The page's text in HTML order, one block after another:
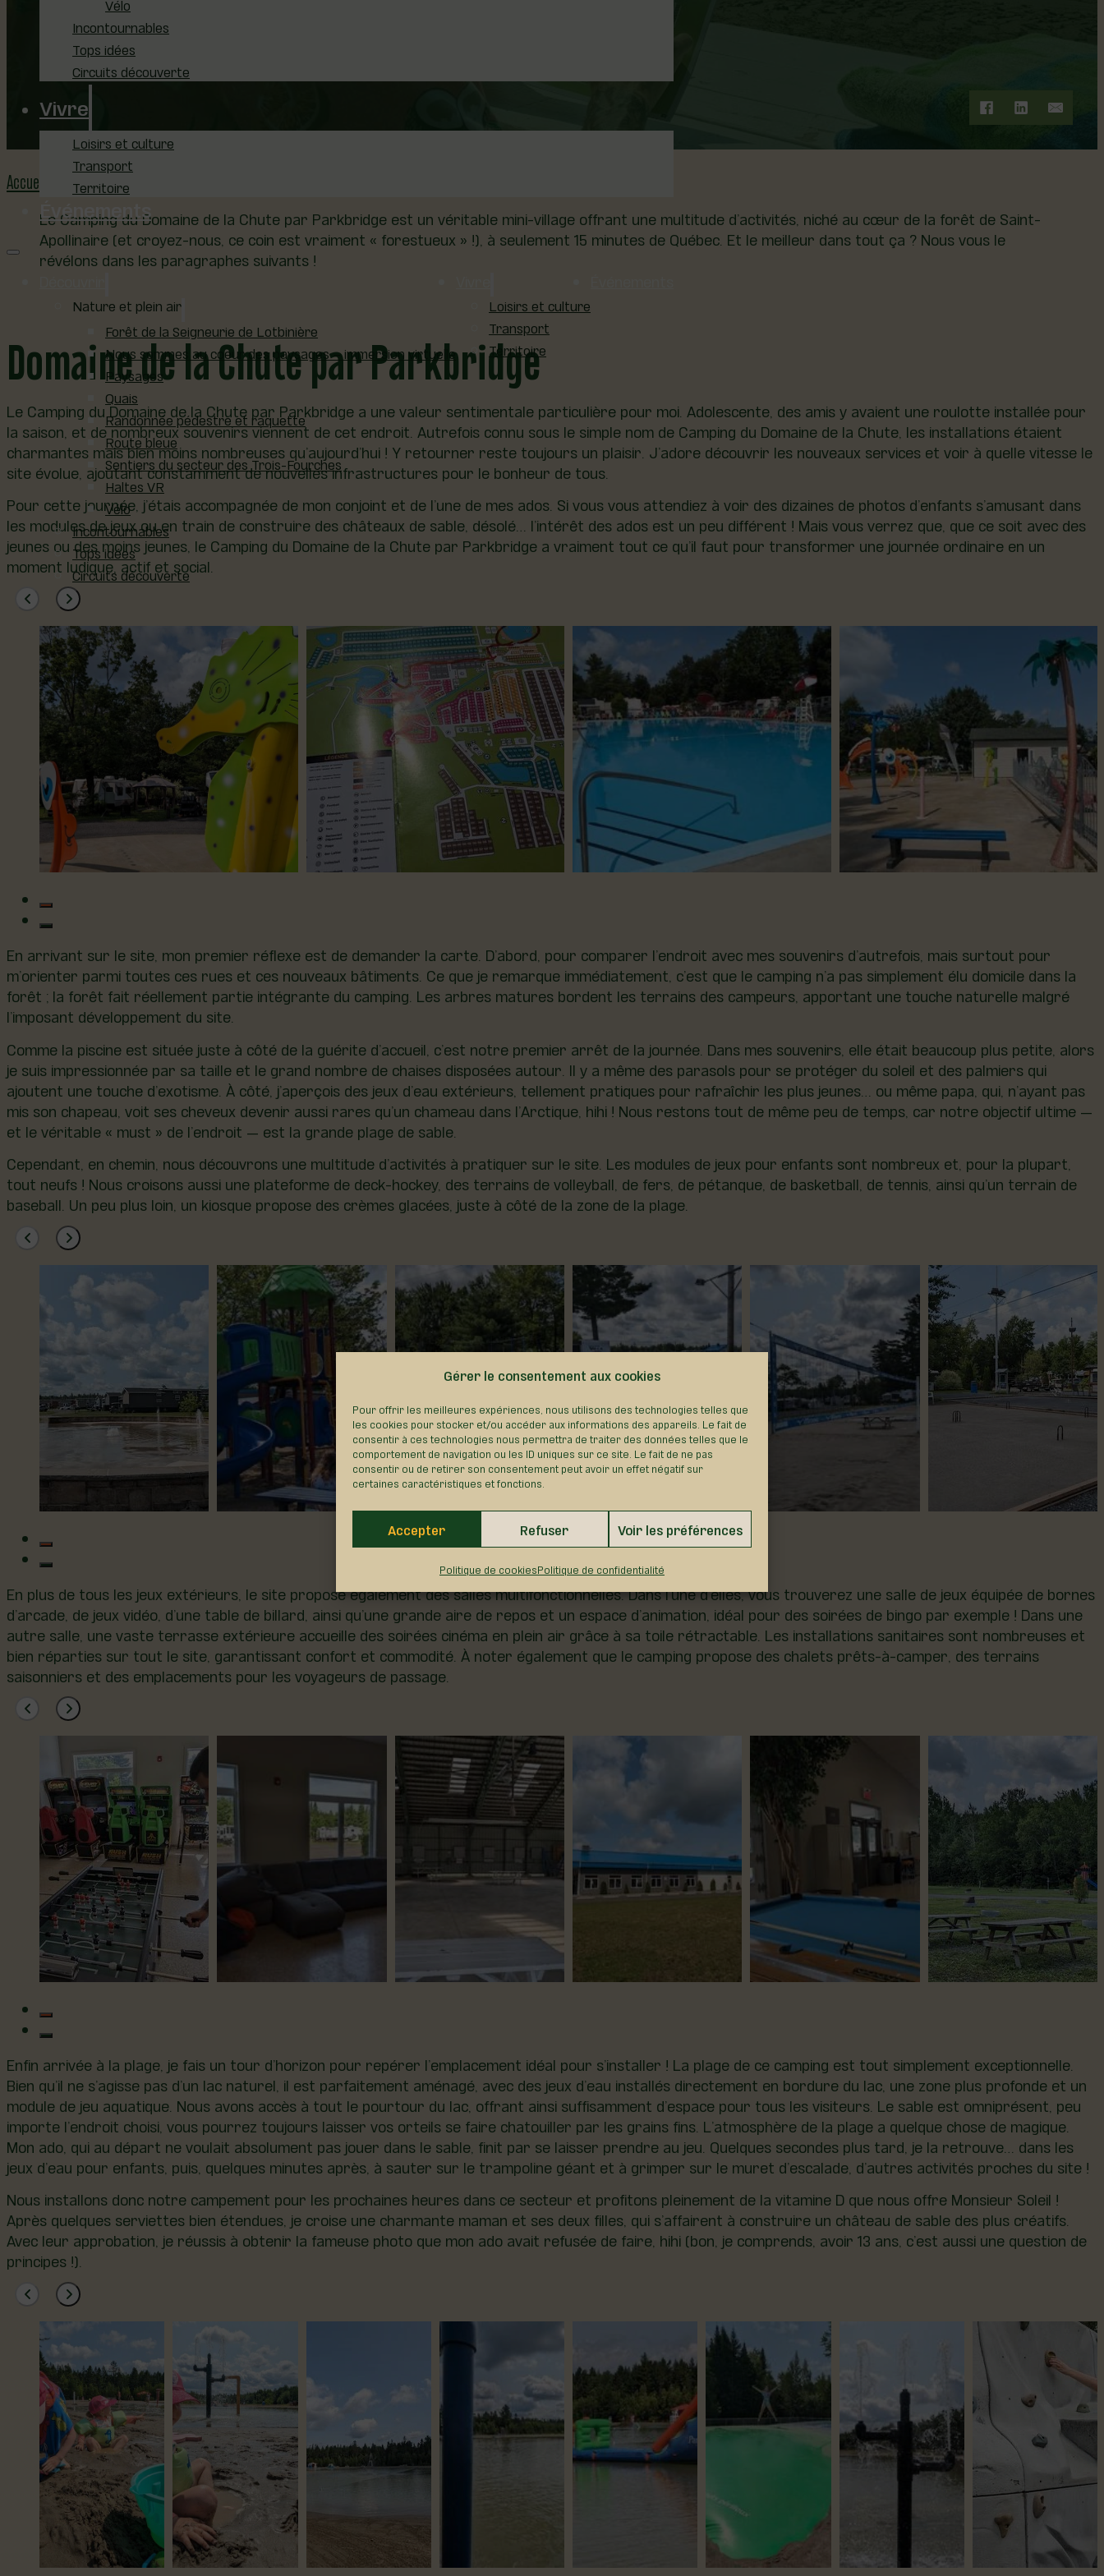
Gérer le consentement aux cookies
Pour offrir les meilleures expériences, nous utilisons des technologies telles que
les cookies pour stocker et/ou accéder aux informations des appareils. Le fait de
consentir à ces technologies nous permettra de traiter des données telles que le
comportement de navigation ou les ID uniques sur ce site. Le fait de ne pas
consentir ou de retirer son consentement peut avoir un effet négatif sur
certaines caractéristiques et fonctions.
Accepter Refuser Voir les préférences
Politique de cookiesPolitique de confidentialité
Vélo
Incontournables
Tops idées
Circuits découverte
Vivre
Loisirs et culture
Transport
Territoire
Nature et plein air
Forêt de la Seigneurie de Lotbinière
Nous sommes au coeur des paysages – immersion virtuelle
Paysages
Quais
Randonnée pédestre et raquette
Route bleue
Sentiers du secteur des Trois-Fourches
Haltes VR
Vélo
Incontournables
Tops idées
Circuits découverte
Loisirs et culture
Transport
Territoire
!
14 janvier 2025
Accueil Tourisme de nature et d'aventure
Le Camping du Domaine de la Chute par Parkbridge est un véritable mini-village offrant une multitude d’activités, niché au cœur de la forêt de Saint-
Apollinaire (et croyez-nous, ce coin est vraiment « forestueux » !), à seulement 15 minutes de Québec. Et le meilleur dans tout ça ? Nous vous le
révélons dans les paragraphes suivants !
Domaine de la Chute par Parkbridge
Le Camping du Domaine de la Chute par Parkbridge a une valeur sentimentale particulière pour moi. Adolescente, des amis y avaient une roulotte installée pour
la saison, et de nombreux souvenirs viennent de cet endroit. Autrefois connu sous le simple nom de Camping du Domaine de la Chute, les installations étaient
charmantes mais bien moins nombreuses qu’aujourd’hui ! Y retourner reste toujours un plaisir. J’adore découvrir les nouveaux services et voir à quelle vitesse le
site évolue, ajoutant constamment de nouvelles infrastructures pour le bonheur de tous.
Pour cette journée, j’étais accompagnée de mon conjoint et de l’une de mes ados. Si vous vous attendiez à voir des dizaines de photos d’enfants s’amusant dans
les modules de jeux ou en train de construire des châteaux de sable, désolé… l’intérêt des ados est un peu différent ! Mais vous verrez que, que ce soit avec des
jeunes ou des moins jeunes, le Camping du Domaine de la Chute par Parkbridge a vraiment tout ce qu’il faut pour transformer une journée ordinaire en un
moment ludique, actif et social.
En arrivant sur le site, mon premier réflexe est de demander la carte. D’abord, pour comparer l’endroit avec mes souvenirs d’autrefois, mais surtout pour
m’orienter parmi toutes ces rues et ces nouveaux bâtiments. Ce que je remarque immédiatement, c’est que le camping n’a pas simplement élu domicile dans la
forêt ; la forêt fait réellement partie intégrante du camping. Les arbres matures bordent les terrains des campeurs, apportant une touche naturelle malgré
l’imposant développement du site.
Comme la piscine est située juste à côté de la guérite d’accueil, c’est notre premier arrêt de la journée. Dans mes souvenirs, elle était beaucoup plus petite, alors
je suis impressionnée par sa taille et le grand nombre de chaises disposées autour. Il y a même des parasols pour se protéger du soleil et des palmiers qui
ajoutent une touche d’exotisme. À côté, j’aperçois des jeux d’eau extérieurs, tellement pratiques pour rafraîchir les plus jeunes… ou même papa, qui, n’ayant pas
mis son chapeau, voit ses cheveux devenir aussi rares qu’un chameau dans l’Arctique, hihi ! Nous restons tout de même peu de temps, car notre objectif ultime —
et le véritable « must » de l’endroit — est la grande plage de sable.
Cependant, en chemin, nous découvrons une multitude d’activités à pratiquer sur le site. Les modules de jeux pour enfants sont nombreux et, pour la plupart,
tout neufs ! Nous croisons aussi une plateforme de deck-hockey, des terrains de volleyball, de fers, de pétanque, de basketball, de tennis, ainsi qu’un terrain de
baseball. Un peu plus loin, un kiosque propose des crèmes glacées, juste à côté de la zone de la plage.
En plus de tous les jeux extérieurs, le site propose également des salles multifonctionnelles. Dans l’une d’elles, vous trouverez une salle de jeux équipée de bornes
d’arcade, de jeux vidéo, d’une table de billard, ainsi qu’une grande aire de repos et un espace d’animation, idéal pour des soirées de bingo par exemple ! Dans une
autre salle, une vaste terrasse extérieure accueille des soirées cinéma en plein air grâce à sa toile rétractable. Les installations sanitaires sont nombreuses et
bien réparties sur tout le site, garantissant confort et commodité. À noter également que le camping propose des chalets prêts-à-camper, des terrains
saisonniers et des emplacements pour les voyageurs de passage.
Enfin arrivée à la plage, je fais un tour d’horizon pour repérer l’emplacement idéal pour s’installer ! La plage de ce camping est tout simplement exceptionnelle.
Bien qu’il ne s’agisse pas d’un lac naturel, il est parfaitement aménagé, avec des jeux d’eau installés directement en bordure du lac, une zone plus profonde et un
module de jeu aquatique. Nous avons accès à tout le pourtour du lac, offrant ainsi suffisamment d’espace pour tous les visiteurs. Le sable est omniprésent, peu
importe l’endroit choisi, vous pourrez toujours laisser vos orteils se faire chatouiller par les grains fins. L’atmosphère de la plage a quelque chose de magique.
Mon ado, qui au départ ne voulait absolument pas jouer dans le sable, finit par se laisser prendre au jeu. Quelques secondes plus tard, je la retrouve… dans les
jeux d’eau pour enfants, puis, quelques minutes après, à sauter sur le trampoline géant et à grimper sur le muret d’escalade, d’autres activités proches du site !
Nous installons donc notre campement pour les prochaines heures dans ce secteur et profitons pleinement de la vitamine D que nous offre Monsieur Soleil !
Après quelques serviettes bien étendues, je croise une charmante maman et ses deux filles, qui s’affairent à construire un château de sable des plus créatifs.
Avec leur approbation, je réussis à obtenir la fameuse photo que mon ado avait refusée de faire, hihi (bon, je comprends, avoir 13 ans, c’est aussi une question de
principes !).